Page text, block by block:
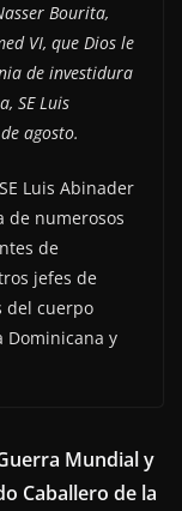
Bourita,
VI, que Dios le
de investidura
SE Luis
agosto.
Luis Abinader
de numerosos
de
jefes de
del cuerpo
Dominicana y
Mundial y
Caballero de la